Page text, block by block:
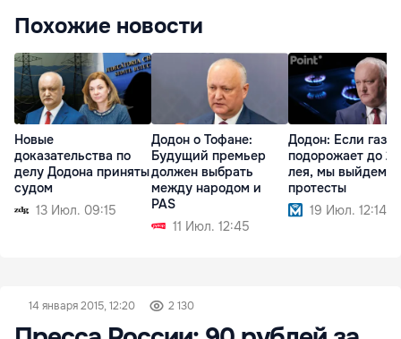
Похожие новости
Новые
доказательства по
делу Додона приняты
судом
13 Июл. 09:15
Додон о Тофане:
Будущий премьер
должен выбрать
между народом и
PAS
11 Июл. 12:45
Додон: Если газ
подорожает до 21
лея, мы выйдем
протесты
19 Июл. 12:14
14 января 2015, 12:20 2 130